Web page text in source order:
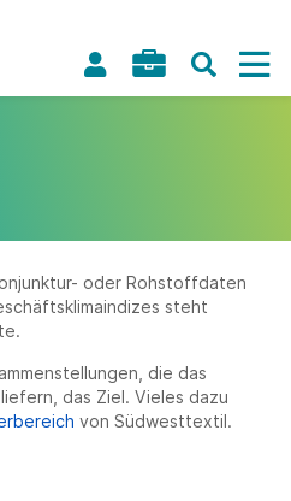
oder Rohstoffdaten
steht
die das
das Ziel. Vieles dazu
von Südwesttextil.